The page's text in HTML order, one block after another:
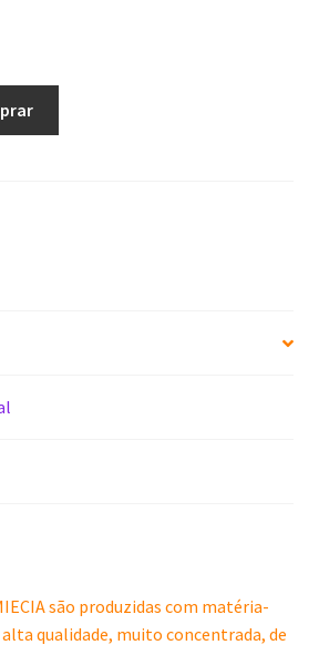
são produzidas com matéria-
qualidade, muito concentrada, de